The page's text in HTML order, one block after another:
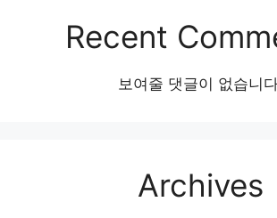
Recent
보여줄 댓글이 없습니
Archives